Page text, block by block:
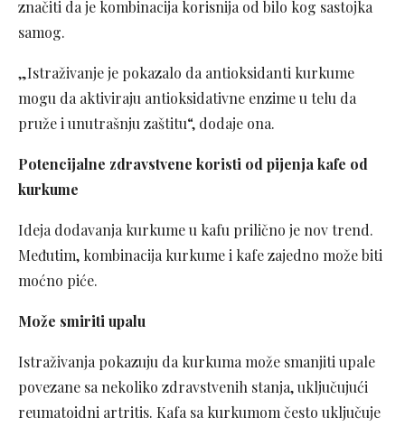
značiti da je kombinacija korisnija od bilo kog sastojka
samog.
„Istraživanje je pokazalo da antioksidanti kurkume
mogu da aktiviraju antioksidativne enzime u telu da
pruže i unutrašnju zaštitu“, dodaje ona.
Potencijalne zdravstvene koristi od pijenja kafe od
kurkume
Ideja dodavanja kurkume u kafu prilično je nov trend.
Međutim, kombinacija kurkume i kafe zajedno može biti
moćno piće.
Može smiriti upalu
Istraživanja pokazuju da kurkuma može smanjiti upale
povezane sa nekoliko zdravstvenih stanja, uključujući
reumatoidni artritis. Kafa sa kurkumom često uključuje